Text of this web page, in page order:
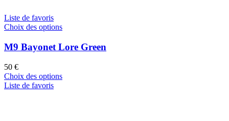
Liste de favoris
Choix des options
M9 Bayonet Lore Green
50 €
Choix des options
Liste de favoris